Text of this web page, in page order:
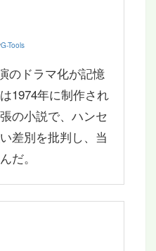
G-Tools
のドラマ化が記憶
1974年に制作され
の小説で、ハンセ
差別を批判し、当
だ。